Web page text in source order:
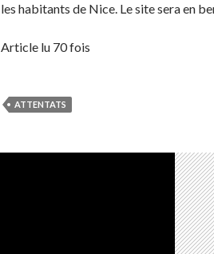
les habitants de Nice. Le site sera en
Article lu 70 fois
ATTENTATS